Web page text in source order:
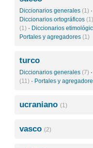
Diccionarios generales (1) ·
Diccionarios ortográficos (1)
(1) · Diccionarios
Portales y agregadores (1)
turco
Diccionarios generales (7) ·
(11) · Portales y
ucraniano (1)
vasco (2)